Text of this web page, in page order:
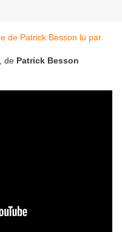
, de Patrick Besson